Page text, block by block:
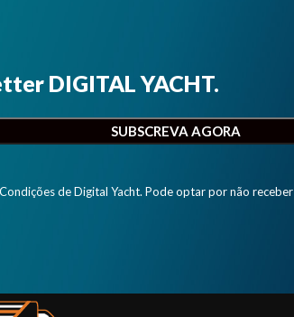
DIGITAL YACHT.
de Digital Yacht. Pode optar por não receber